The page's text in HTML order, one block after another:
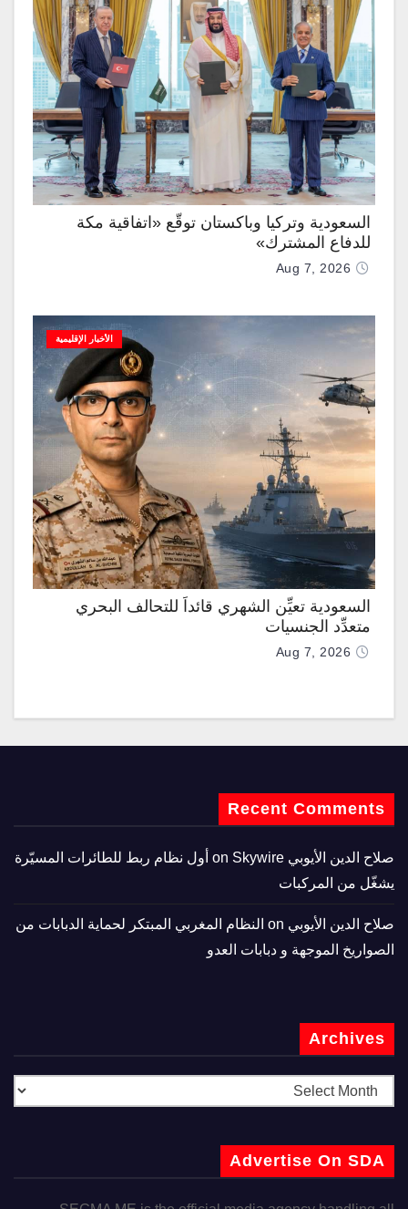
السعودية وتركيا وباكستان توقّع «اتفاقية مكة
للدفاع المشترك»
Aug 7, 2026
الأخبار الإقليمية
السعودية تعيِّن الشهري قائداً للتحالف البحري
متعدِّد الجنسيات
Aug 7, 2026
Recent Comments
صلاح الدين الأيوبي
Skywire أول نظام ربط للطائرات المسيّرة
يشغّل من المركبات
صلاح الدين الأيوبي
النظام المغربي المبتكر لحماية الدبابات من
الصواريخ الموجهة و دبابات العدو
Archives
Advertise On SDA